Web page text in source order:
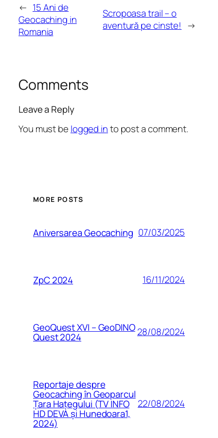
← 15 Ani de
Geocaching in
Romania
Scropoasa trail – o
aventură pe cinste! →
Comments
Leave a Reply
You must be logged into post a comment.
MORE POSTS
Aniversarea Geocaching 07/03/2025
ZpC 2024 16/11/2024
GeoQuest XVI – GeoDINO
Quest 2024 28/08/2024
Reportaje despre
Geocaching în Geoparcul
Țara Hațegului (TV INFO
HD DEVA și Hunedoara1,
2024)
22/08/2024